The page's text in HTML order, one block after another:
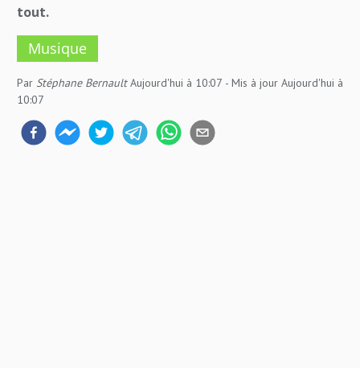
tout.
Musique
Par Stéphane Bernault Aujourd'hui à 10:07 - Mis à jour Aujourd'hui à
10:07